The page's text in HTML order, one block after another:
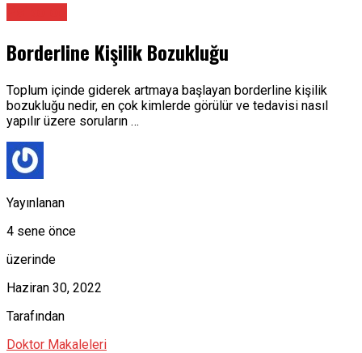
Borderline Kişilik Bozukluğu
Toplum içinde giderek artmaya başlayan borderline kişilik
bozukluğu nedir, en çok kimlerde görülür ve tedavisi nasıl
yapılır üzere soruların …
Yayınlanan
4 sene önce
üzerinde
Haziran 30, 2022
Tarafından
Doktor Makaleleri